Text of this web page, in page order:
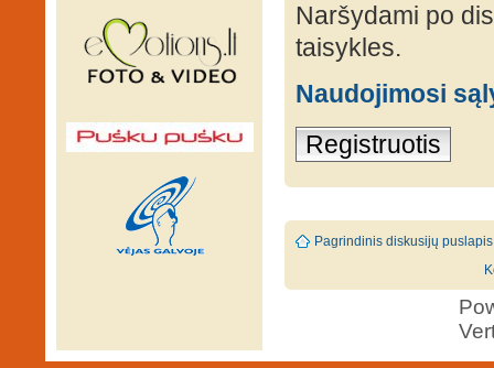
Naršydami po
taisykles.
Naudojimosi
Registruotis
Pagrindinis diskusijų puslapis